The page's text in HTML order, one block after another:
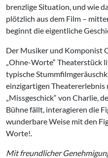
brenzlige Situation, und wie
plötzlich aus dem Film –
beginnt die eigentliche
Der Musiker und Komponist
„Ohne-Worte“ Theaterstück
typische
einzigartigen Theatererlebnis
„Missgeschick“ von Charlie,
Bühne fällt, interagieren die
wunderbare Weise mit den
Worte!.
Mit freundlicher